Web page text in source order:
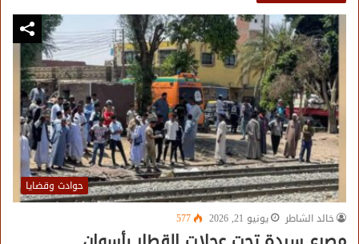
حوادث وقضايا
خالد الشاطر
يونيو 21, 2026 577